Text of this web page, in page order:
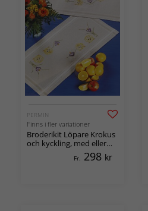
PERMIN
Finns i fler variationer
Broderikit Löpare Krokus
och kyckling, med eller
Fr. 298 kr